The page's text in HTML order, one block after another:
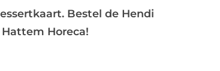
Bestel de Hendi
Horeca!